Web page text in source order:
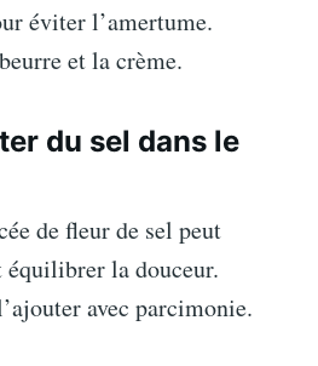
éviter l’amertume.
et la crème.
du sel dans le
de fleur de sel peut
la douceur.
avec parcimonie.